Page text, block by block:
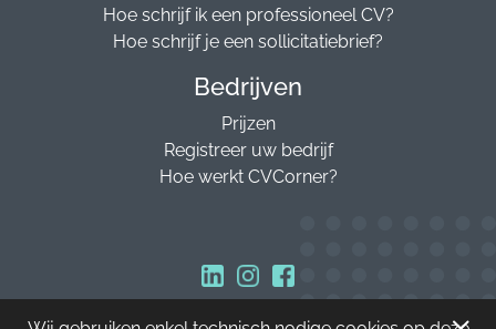
Hoe schrijf ik een professioneel CV?
Hoe schrijf je een sollicitatiebrief?
Bedrijven
Prijzen
Registreer uw bedrijf
Hoe werkt CVCorner?